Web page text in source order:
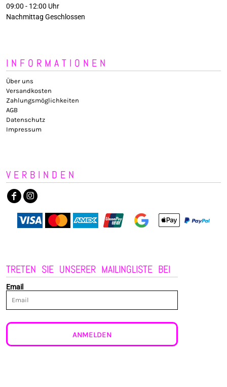
09:00 - 12:00 Uhr
Nachmittag Geschlossen
INFORMATIONEN
Über uns
Versandkosten
Zahlungsmöglichkeiten
AGB
Datenschutz
Impressum
VERBINDEN
TRETEN SIE UNSERER MAILINGLISTE BEI
Email
ANMELDEN